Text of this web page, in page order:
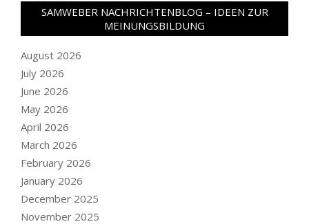
SAMWEBER NACHRICHTENBLOG – IDEEN ZUR
MEINUNGSBILDUNG
August 2026
July 2026
June 2026
May 2026
April 2026
March 2026
February 2026
January 2026
December 2025
November 2025